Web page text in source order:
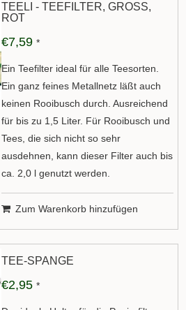
TEELI - TEEFILTER, GROSS, R
OT
€7,59 *
Ein Teefilter ideal für alle Teesorten.
Ein ganz feines Metallnetz läßt auch
keinen Rooibusch durch. Ausreichend
für bis zu 1,5 Liter. Für Rooibusch und
Tees, die sich nicht so sehr
ausdehnen, kann dieser Filter auch bis
ca. 2,0 l genutzt werden.
Zum Warenkorb hinzufügen
TEE-SPANGE
€2,95 *